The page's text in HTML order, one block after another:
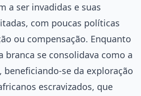
a ser invadidas e suas
com poucas políticas
ou compensação. Enquanto
branca se consolidava como a
beneficiando-se da exploração
escravizados, que